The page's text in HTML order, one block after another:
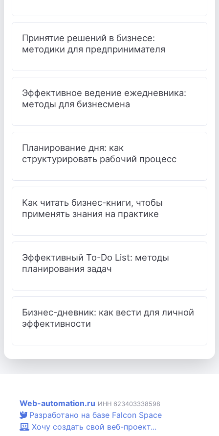
Принятие решений в бизнесе:
методики для предпринимателя
Эффективное ведение ежедневника:
методы для бизнесмена
Планирование дня: как
структурировать рабочий процесс
Как читать бизнес-книги, чтобы
применять знания на практике
Эффективный To-Do List: методы
планирования задач
Бизнес-дневник: как вести для личной
эффективности
Web-automation.ru ИНН 623403338598
Разработано на базе Falcon Space
Хочу создать свой веб-проект...